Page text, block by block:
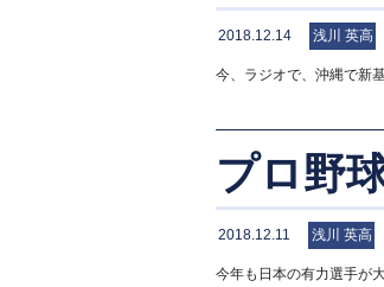
2018.12.14 浅川 英高
今、ラジオで、沖縄で新
プロ野
2018.12.11 浅川 英高
今年も日本の有力選手が